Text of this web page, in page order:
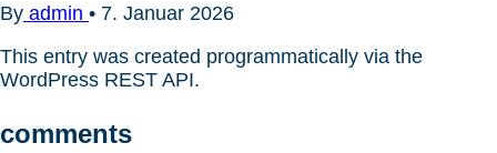
By admin • 7. Januar 2026
This entry was created programmatically via the
WordPress REST API.
comments